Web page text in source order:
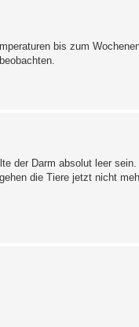
bis zum
der Darm absolut leer sein.
die Tiere jetzt nicht